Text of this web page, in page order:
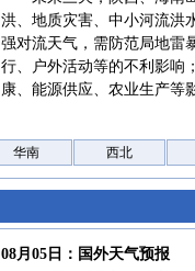
洪、地质灾害、中小河流洪
强对流天气，需防范局地雷
行、户外活动等的不利影响
康、能源供应、农业生产等
华南 西北
08月05日：国外天气预报